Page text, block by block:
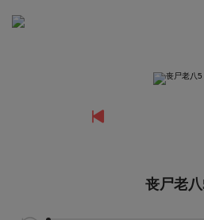
丧尸老